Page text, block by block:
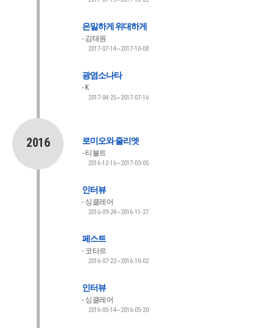
은밀하게 위대하게
김태원
2017-07-14~2017-10-08
광염소나타
K
2017-04-25~2017-07-16
2016 로미오와 줄리엣
티볼트
2016-12-16~2017-03-05
인터뷰
싱클레어
2016-09-24~2016-11-27
페스트
코타르
2016-07-22~2016-10-02
인터뷰
싱클레어
2016-05-14~2016-05-20